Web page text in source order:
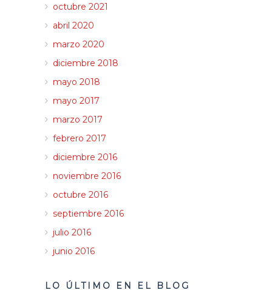
octubre 2021
abril 2020
marzo 2020
diciembre 2018
mayo 2018
mayo 2017
marzo 2017
febrero 2017
diciembre 2016
noviembre 2016
octubre 2016
septiembre 2016
julio 2016
junio 2016
LO ÚLTIMO EN EL BLOG